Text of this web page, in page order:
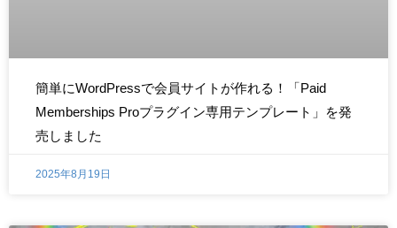
簡単にWordPressで会員サイトが作れる！「Paid
Memberships Proプラグイン専用テンプレート」を発
売しました
2025年8月19日